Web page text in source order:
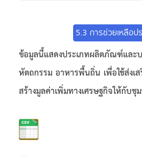
5.3 การช่วยเหลือ
ข้อมูลนี้แสดงประเภทผลิตภัณฑ์และ
หัตถกรรม อาหารพื้นถิ่น เพื่อใช้ส่ง
สร้างมูลค่าเพิ่มทางเศรษฐกิจให้กับชุ